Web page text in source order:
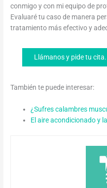
conmigo y con mi equipo de
Evaluaré tu caso de manera
tratamiento más efectivo y
Llámanos y pide tu
También te puede interesar:
¿Sufres calambres
El aire acondicionado y